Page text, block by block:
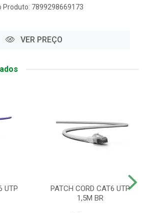
Produto: 7899298669173
VER PREÇO
UTP
PATCH CORD CAT6 UTP
1,5M BR